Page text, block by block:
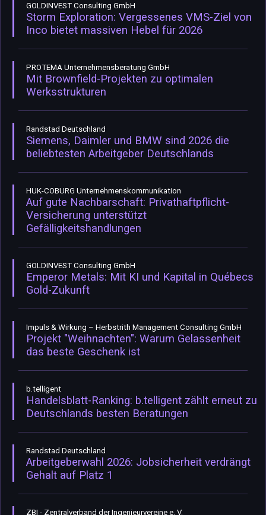
GOLDINVEST Consulting GmbH
Storm Exploration: Vergessenes VMS-Ziel von
Inco bietet massiven Hebel für 2026
PROTEMA Unternehmensberatung GmbH
Mit Brownfield-Projekten zu optimalen
Werksstrukturen
Randstad Deutschland
Siemens, Daimler und BMW sind 2026 die
beliebtesten Arbeitgeber Deutschlands
HUK-COBURG Unternehmenskommunikation
Auf gute Nachbarschaft: Privathaftpflicht-
Versicherung unterstützt
Gefälligkeitshandlungen
GOLDINVEST Consulting GmbH
Emperor Metals: Mit KI und Kapital in Québecs
Gold-Zukunft
Impuls & Wirkung – Herbstrith Management Consulting GmbH
Projekt "Weihnachten": Warum Gelassenheit
das beste Geschenk ist
b.telligent
Handelsblatt-Ranking: b.telligent zählt erneut zu
Deutschlands besten Beratungen
Randstad Deutschland
Arbeitgeberwahl 2026: Jobsicherheit verdrängt
Gehalt auf Platz 1
ZBI - Zentralverband der Ingenieurvereine e. V.